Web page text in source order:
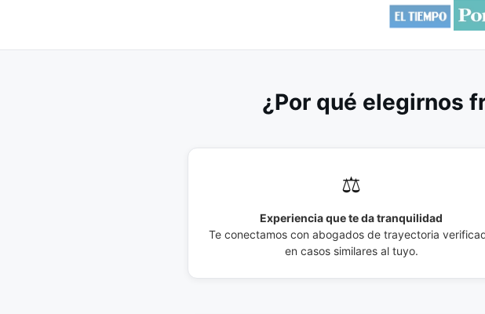
¿Por qué elegirnos
⚖️
Experiencia que te da tranquilidad
Te conectamos con abogados de trayectoria
en casos similares al tuyo.